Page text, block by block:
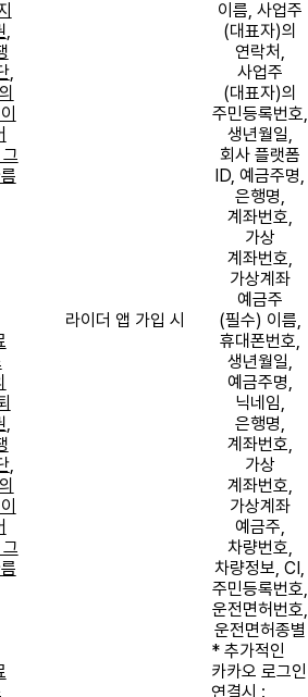
,
,
,
,
이름, 사업주
(대표자)의
연락처 ,
사업주
(대표자)의
주민등록번호,
생년월일,
회사 플랫폼
ID,예금주명,
은행명,
계좌번호,
가상
계좌번호,
가상계좌
예금주
라이더 앱 가입 시 (필수) 이름,
휴대폰번호,
생년월일,
예금주명,
닉네임,
은행명,
계좌번호,
가상
계좌번호,
가상계좌
예금주,
차량번호,
차량정보, CI,
주민등록번호,
운전면허번호,
운전면허종별
*추가적인
카카오 로그인
연결시 :